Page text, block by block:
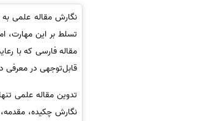
نگارش مقاله علمی
تسلط بر این مهارت،
مقاله فارسی که با
قابل‌توجهی در معرفی
تدوین مقاله علمی
نگارش چکیده،